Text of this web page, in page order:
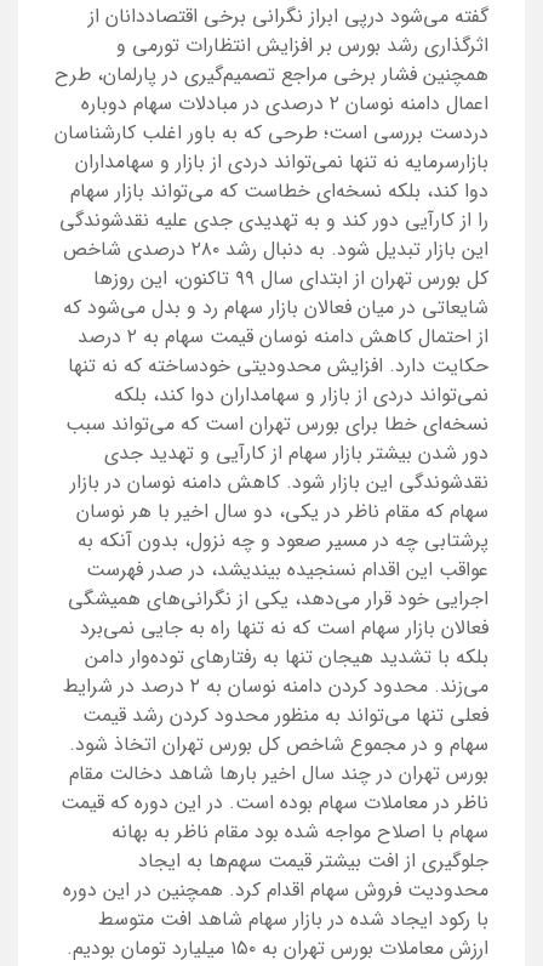
گفته می‌شود درپی ابراز نگرانی برخی اقتصاددانان از
اثرگذاری رشد بورس بر افزایش انتظارات تورمی و
همچنین فشار برخی مراجع تصمیم‌گیری در پارلمان، طرح
اعمال دامنه نوسان ۲ درصدی در مبادلات سهام دوباره
دردست بررسی است؛ طرحی که به باور اغلب کارشناسان
بازارسرمایه نه تنها نمی‌تواند دردی از بازار و سهامداران
دوا کند، بلکه نسخه‌ای خطاست که می‌تواند بازار سهام
را از کارآیی دور کند و به تهدیدی جدی علیه نقدشوندگی
این بازار تبدیل شود. به دنبال رشد ۲۸۰ درصدی شاخص
کل بورس تهران از ابتدای سال ۹۹ تاکنون، این روزها
شایعاتی در میان فعالان بازار سهام رد و بدل می‌شود که
از احتمال کاهش دامنه نوسان قیمت سهام به ۲ درصد
حکایت دارد. افزایش محدودیتی خودساخته که نه تنها
نمی‌تواند دردی از بازار و سهامداران دوا کند، بلکه
نسخه‌ای خطا برای بورس تهران است که می‌تواند سبب
دور شدن بیشتر بازار سهام از کارآیی و تهدید جدی
نقدشوندگی این بازار شود. کاهش دامنه نوسان در بازار
سهام که مقام ناظر در یکی، دو سال اخیر با هر نوسان
پرشتابی چه در مسیر صعود و چه نزول، بدون آنکه به
عواقب این اقدام نسنجیده بیندیشد، در صدر فهرست
اجرایی خود قرار می‌دهد، یکی از نگرانی‌های همیشگی
فعالان بازار سهام است که نه تنها راه به جایی نمی‌برد
بلکه با تشدید هیجان تنها به رفتارهای توده‌وار دامن
می‌زند. محدود کردن دامنه نوسان به ۲ درصد در شرایط
فعلی تنها می‌تواند به منظور محدود کردن رشد قیمت
سهام و در مجموع شاخص کل بورس تهران اتخاذ شود.
بورس تهران در چند سال اخیر بارها شاهد دخالت مقام
ناظر در معاملات سهام بوده است. در این دوره که قیمت
سهام با اصلاح مواجه شده بود مقام ناظر به بهانه
جلوگیری از افت بیشتر قیمت سهم‌ها به ایجاد
محدودیت فروش سهام اقدام کرد. همچنین در این دوره
با رکود ایجاد شده در بازار سهام شاهد افت متوسط
ارزش معاملات بورس تهران به ۱۵۰ میلیارد تومان بودیم.